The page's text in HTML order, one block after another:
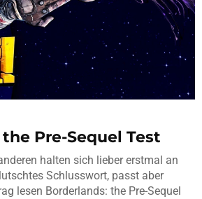
Pre-Sequel Test
halten sich lieber erstmal an
Schlusswort, passt aber
lesen Borderlands: the Pre-Sequel